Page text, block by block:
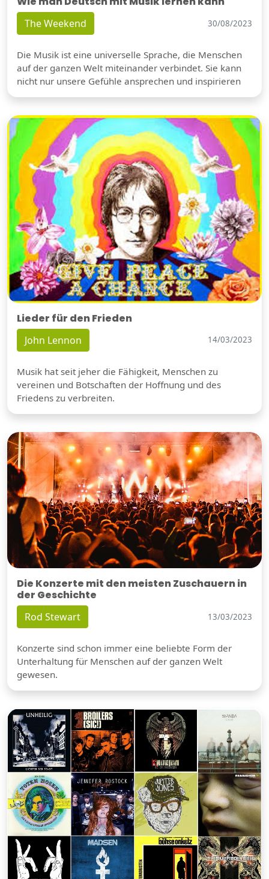
The Weekend 30/08/2023
Die Musik ist eine universelle Sprache, die Menschen
auf der ganzen Welt miteinander verbindet. Sie kann
nicht nur unsere Gefühle ansprechen und inspirieren
Lieder für den Frieden
John Lennon 14/03/2023
Musik hat seit jeher die Fähigkeit, Menschen zu
vereinen und Botschaften der Hoffnung und des
Friedens zu verbreiten.
Die Konzerte mit den meisten Zuschauern in
der Geschichte
Rod Stewart 13/03/2023
Konzerte sind schon immer eine beliebte Form der
Unterhaltung für Menschen auf der ganzen Welt
gewesen.